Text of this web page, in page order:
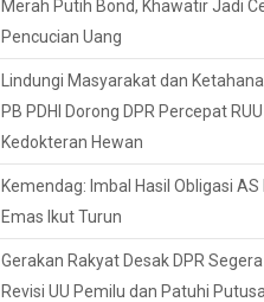
Merah Putih Bond, Khawatir Jadi
Pencucian Uang
Lindungi Masyarakat dan
PB PDHI Dorong DPR Percepat RUU
Kedokteran Hewan
Kemendag: Imbal Hasil Obligasi AS
Emas Ikut Turun
Gerakan Rakyat Desak DPR
Revisi UU Pemilu dan Patuhi